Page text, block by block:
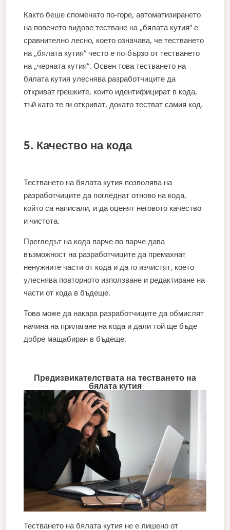
Както беше споменато по-горе, автоматизирането
на повечето видове тестване на „бялата кутия“ е
сравнително лесно, което означава, че тестването
на „бялата кутия“ често е по-бързо от тестването
на „черната кутия“. Освен това тестването на
бялата кутия улеснява разработчиците да
откриват грешките, които идентифицират в кода,
тъй като те ги откриват, докато тестват самия код.
5. Качество на кода
Тестването на бялата кутия позволява на
разработчиците да погледнат отново на кода,
който са написали, и да оценят неговото качество
и чистота.
Прегледът на кода парче по парче дава
възможност на разработчиците да премахнат
ненужните части от кода и да го изчистят, което
улеснява повторното използване и редактиране на
части от кода в бъдеще.
Това може да накара разработчиците да обмислят
начина на прилагане на кода и дали той ще бъде
добре мащабиран в бъдеще.
Предизвикателствата на тестването на
бялата кутия
Тестването на бялата кутия не е лишено от